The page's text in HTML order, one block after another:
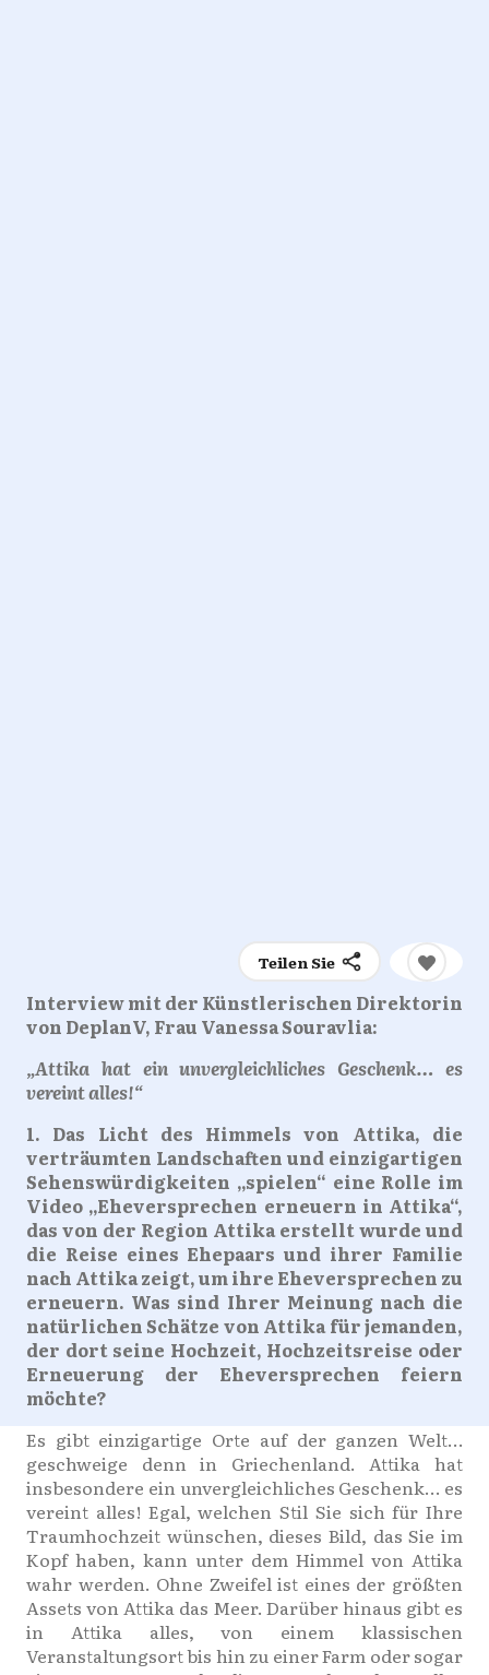
Teilen Sie
Interview mit der Künstlerischen Direktorin
von DeplanV, Frau Vanessa Souravlia:
„Attika hat ein unvergleichliches Geschenk… es
vereint alles!“
1. Das Licht des Himmels von Attika, die
verträumten Landschaften und einzigartigen
Sehenswürdigkeiten „spielen“ eine Rolle im
Video „Eheversprechen erneuern in Attika“,
das von der Region Attika erstellt wurde und
die Reise eines Ehepaars und ihrer Familie
nach Attika zeigt, um ihre Eheversprechen zu
erneuern. Was sind Ihrer Meinung nach die
natürlichen Schätze von Attika für jemanden,
der dort seine Hochzeit, Hochzeitsreise oder
Erneuerung der Eheversprechen feiern
möchte?
Es gibt einzigartige Orte auf der ganzen Welt…
geschweige denn in Griechenland. Attika hat
insbesondere ein unvergleichliches Geschenk… es
vereint alles! Egal, welchen Stil Sie sich für Ihre
Traumhochzeit wünschen, dieses Bild, das Sie im
Kopf haben, kann unter dem Himmel von Attika
wahr werden. Ohne Zweifel ist eines der größten
Assets von Attika das Meer. Darüber hinaus gibt es
in Attika alles, von einem klassischen
Veranstaltungsort bis hin zu einer Farm oder sogar